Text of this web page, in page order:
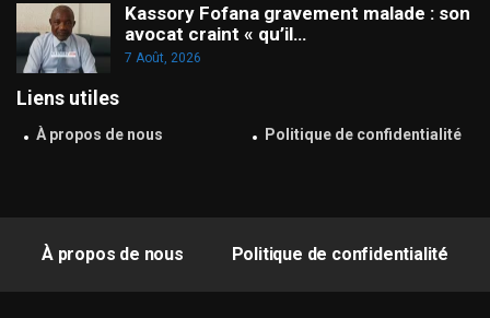
Kassory Fofana gravement malade : son
avocat craint « qu’il…
7 Août, 2026
Liens utiles
À propos de nous Politique de confidentialité
À propos de nous Politique de confidentialité